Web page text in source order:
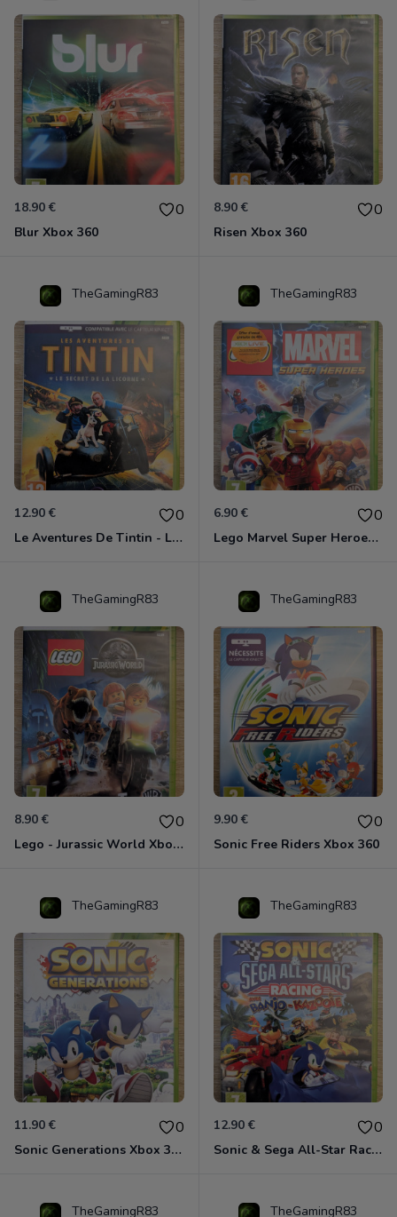
18.90 € 0
Blur Xbox 360
8.90 € 0
Risen Xbox 360
TheGamingR83
12.90 € 0
Le Aventures De Tintin - Le Secret De La Licorne Xbox 360
TheGamingR83
6.90 € 0
Lego Marvel Super Heroes Xbox 360
TheGamingR83
8.90 € 0
Lego - Jurassic World Xbox 360
TheGamingR83
9.90 € 0
Sonic Free Riders Xbox 360
TheGamingR83
11.90 € 0
Sonic Generations Xbox 360
TheGamingR83
12.90 € 0
Sonic & Sega All-Star Racing avec Banjo-Kazooie Xbox 360
TheGamingR83 TheGamingR83